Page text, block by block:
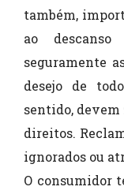
também,
ao
seguramente
desejo de
sentido,
direitos.
ignorados ou
O consumidor